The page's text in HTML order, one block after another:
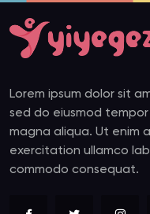
Lorem ipsum dolor sit
sed do eiusmod
magna aliqua. Ut enim
exercitation ullamco
commodo consequat.